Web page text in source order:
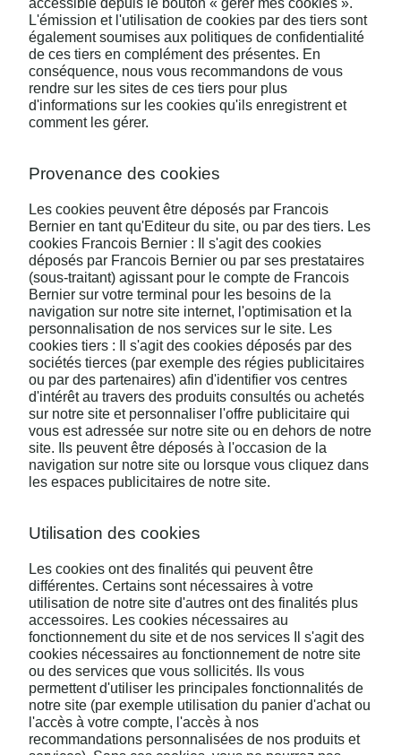
L'émission et l'utilisation de cookies par des tiers sont
également soumises aux politiques de confidentialité
de ces tiers en complément des présentes. En
conséquence, nous vous recommandons de vous
rendre sur les sites de ces tiers pour plus
d'informations sur les cookies qu'ils enregistrent et
comment les gérer.
Provenance des cookies
Les cookies peuvent être déposés par Francois
Bernier en tant qu'Editeur du site, ou par des tiers. Les
cookies Francois Bernier : Il s'agit des cookies
déposés par Francois Bernier ou par ses prestataires
(sous-traitant) agissant pour le compte de Francois
Bernier sur votre terminal pour les besoins de la
navigation sur notre site internet, l'optimisation et la
personnalisation de nos services sur le site. Les
cookies tiers : Il s'agit des cookies déposés par des
sociétés tierces (par exemple des régies publicitaires
ou par des partenaires) afin d'identifier vos centres
d'intérêt au travers des produits consultés ou achetés
sur notre site et personnaliser l'offre publicitaire qui
vous est adressée sur notre site ou en dehors de notre
site. Ils peuvent être déposés à l'occasion de la
navigation sur notre site ou lorsque vous cliquez dans
les espaces publicitaires de notre site.
Utilisation des cookies
Les cookies ont des finalités qui peuvent être
différentes. Certains sont nécessaires à votre
utilisation de notre site d'autres ont des finalités plus
accessoires. Les cookies nécessaires au
fonctionnement du site et de nos services Il s'agit des
cookies nécessaires au fonctionnement de notre site
ou des services que vous sollicités. Ils vous
permettent d'utiliser les principales fonctionnalités de
notre site (par exemple utilisation du panier d'achat ou
l'accès à votre compte, l'accès à nos
recommandations personnalisées de nos produits et